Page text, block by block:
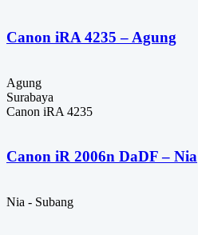
Canon iRA 4235 – Agung
Agung
Surabaya
Canon iRA 4235
Canon iR 2006n DaDF – Nia
Nia - Subang